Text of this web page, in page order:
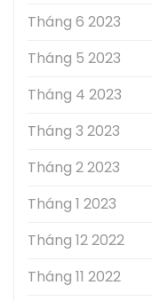
Tháng 6 2023
Tháng 5 2023
Tháng 4 2023
Tháng 3 2023
Tháng 2 2023
Tháng 1 2023
Tháng 12 2022
Tháng 11 2022